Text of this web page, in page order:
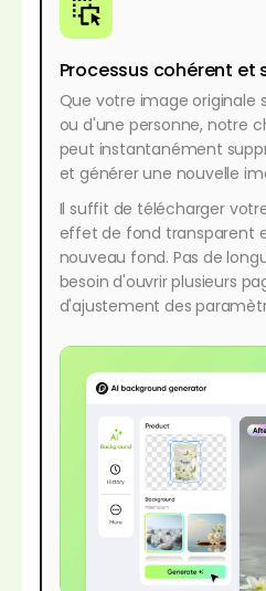
Processus cohérent et
Que votre image originale
ou d'une personne, notre
peut instantanément
et générer une nouvelle
Il suffit de télécharger
effet de fond transparent
nouveau fond. Pas de
besoin d'ouvrir plusieurs
d'ajustement des